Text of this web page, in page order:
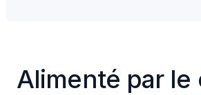
Alimenté par le